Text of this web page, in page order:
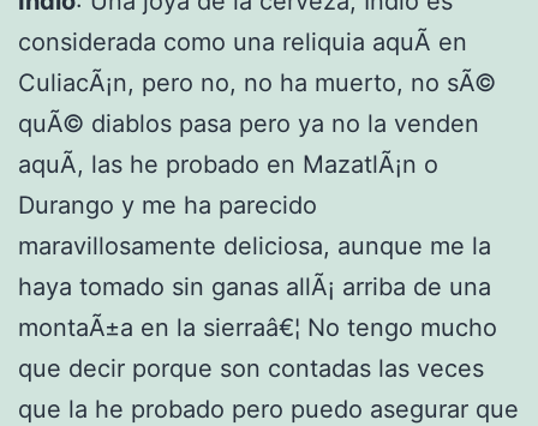
considerada como una reliquia aquÃ­ en
CuliacÃ¡n, pero no, no ha muerto, no sÃ©
quÃ© diablos pasa pero ya no la venden
aquÃ­, las he probado en MazatlÃ¡n o
Durango y me ha parecido
maravillosamente deliciosa, aunque me la
haya tomado sin ganas allÃ¡ arriba de una
montaÃ±a en la sierraâ€¦ No tengo mucho
que decir porque son contadas las veces
que la he probado pero puedo asegurar que